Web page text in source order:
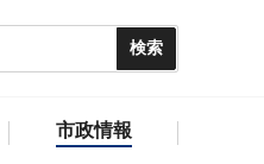
市政情報